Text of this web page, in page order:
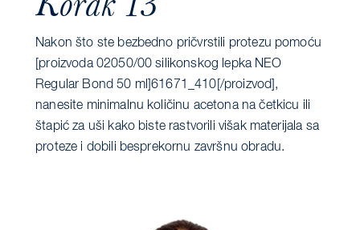
Nakon što ste bezbedno pričvrstili protezu pomoću
[proizvoda 02050/00 silikonskog lepka NEO
Regular Bond 50 ml]61671_410[/proizvod],
nanesite minimalnu količinu acetona na četkicu ili
štapić za uši kako biste rastvorili višak materijala sa
proteze i dobili besprekornu završnu obradu.